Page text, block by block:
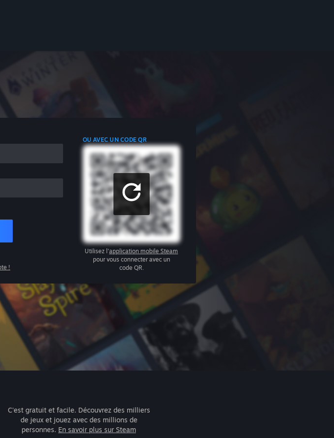
!
OU AVEC UN CODE QR
Utilisez l'application mobile Steam
pour vous connecter avec un
code QR.
C'est gratuit et facile. Découvrez des milliers
de jeux et jouez avec des millions de
personnes. En savoir plus sur Steam